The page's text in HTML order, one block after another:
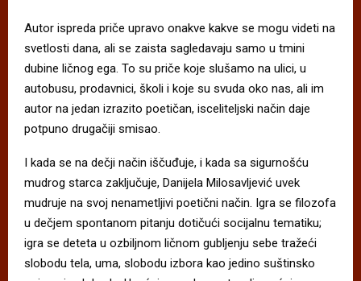
Autor ispreda priče upravo onakve kakve se mogu videti na
svetlosti dana, ali se zaista sagledavaju samo u tmini
dubine ličnog ega. To su priče koje slušamo na ulici, u
autobusu, prodavnici, školi i koje su svuda oko nas, ali im
autor na jedan izrazito poetičan, isceliteljski način daje
potpuno drugačiji smisao.
I kada se na dečji način iščuđuje, i kada sa sigurnošću
mudrog starca zaključuje, Danijela Milosavljević uvek
mudruje na svoj nenametljivi poetični način. Igra se filozofa
u dečjem spontanom pitanju dotičući socijalnu tematiku;
igra se deteta u ozbiljnom ličnom gubljenju sebe tražeći
slobodu tela, uma, slobodu izbora kao jedino suštinsko